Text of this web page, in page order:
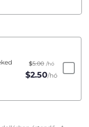
$5.00 /hó
$2.50/hó